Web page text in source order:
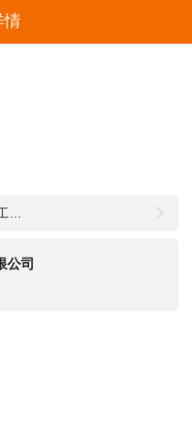
情
公司